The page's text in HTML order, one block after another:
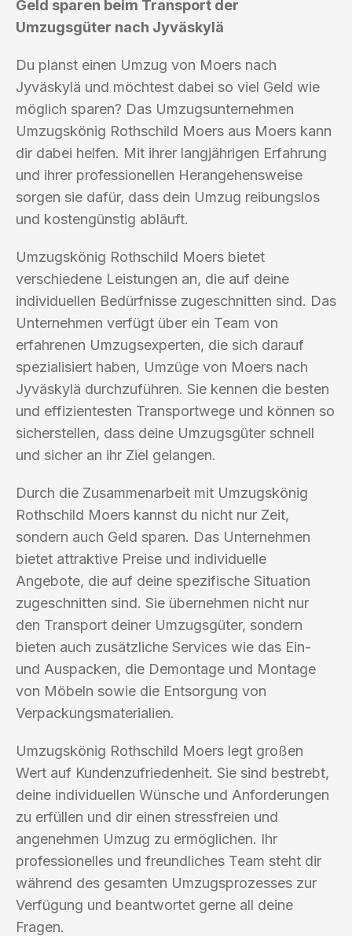
Geld sparen beim Transport der
Umzugsgüter nach Jyväskylä
Du planst einen Umzug von Moers nach
Jyväskylä und möchtest dabei so viel Geld wie
möglich sparen? Das Umzugsunternehmen
Umzugskönig Rothschild Moers aus Moers kann
dir dabei helfen. Mit ihrer langjährigen Erfahrung
und ihrer professionellen Herangehensweise
sorgen sie dafür, dass dein Umzug reibungslos
und kostengünstig abläuft.
Umzugskönig Rothschild Moers bietet
verschiedene Leistungen an, die auf deine
individuellen Bedürfnisse zugeschnitten sind. Das
Unternehmen verfügt über ein Team von
erfahrenen Umzugsexperten, die sich darauf
spezialisiert haben, Umzüge von Moers nach
Jyväskylä durchzuführen. Sie kennen die besten
und effizientesten Transportwege und können so
sicherstellen, dass deine Umzugsgüter schnell
und sicher an ihr Ziel gelangen.
Durch die Zusammenarbeit mit Umzugskönig
Rothschild Moers kannst du nicht nur Zeit,
sondern auch Geld sparen. Das Unternehmen
bietet attraktive Preise und individuelle
Angebote, die auf deine spezifische Situation
zugeschnitten sind. Sie übernehmen nicht nur
den Transport deiner Umzugsgüter, sondern
bieten auch zusätzliche Services wie das Ein-
und Auspacken, die Demontage und Montage
von Möbeln sowie die Entsorgung von
Verpackungsmaterialien.
Umzugskönig Rothschild Moers legt großen
Wert auf Kundenzufriedenheit. Sie sind bestrebt,
deine individuellen Wünsche und Anforderungen
zu erfüllen und dir einen stressfreien und
angenehmen Umzug zu ermöglichen. Ihr
professionelles und freundliches Team steht dir
während des gesamten Umzugsprozesses zur
Verfügung und beantwortet gerne all deine
Fragen.